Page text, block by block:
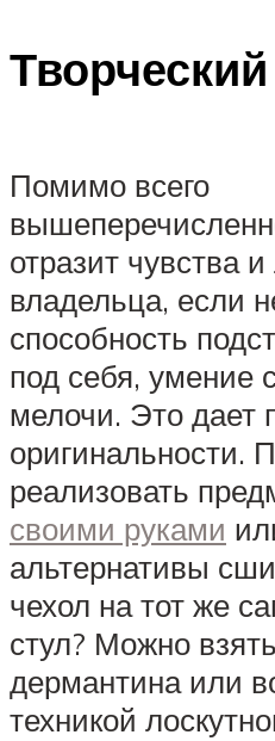
Помимо всего
отразит чувства
владельца, если
способность
под себя, умение
мелочи. Это дает
оригинальности.
реализовать
своими руками
альтернативы
чехол на тот же
стул? Можно
дермантина или
техникой